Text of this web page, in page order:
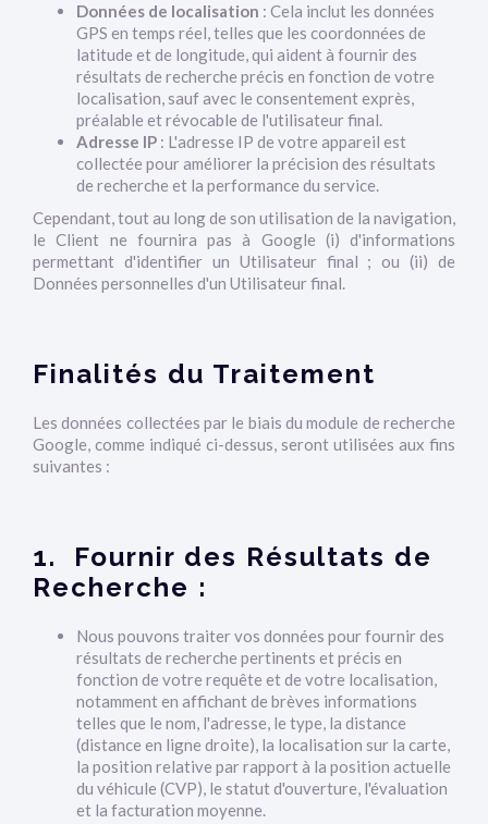
Données de localisation : Cela inclut les données
GPS en temps réel, telles que les coordonnées de
latitude et de longitude, qui aident à fournir des
résultats de recherche précis en fonction de votre
localisation, sauf avec le consentement exprès,
préalable et révocable de l'utilisateur final.
Adresse IP : L'adresse IP de votre appareil est
collectée pour améliorer la précision des résultats
de recherche et la performance du service.
Cependant, tout au long de son utilisation de la navigation,
le Client ne fournira pas à Google (i) d'informations
permettant d'identifier un Utilisateur final ; ou (ii) de
Données personnelles d'un Utilisateur final.
Finalités du Traitement
Les données collectées par le biais du module de recherche
Google, comme indiqué ci-dessus, seront utilisées aux fins
suivantes :
1. Fournir des Résultats de
Recherche :
Nous pouvons traiter vos données pour fournir des
résultats de recherche pertinents et précis en
fonction de votre requête et de votre localisation,
notamment en affichant de brèves informations
telles que le nom, l'adresse, le type, la distance
(distance en ligne droite), la localisation sur la carte,
la position relative par rapport à la position actuelle
du véhicule (CVP), le statut d'ouverture, l'évaluation
et la facturation moyenne.